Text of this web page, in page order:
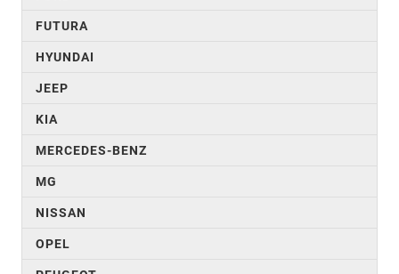
FUTURA
HYUNDAI
JEEP
KIA
MERCEDES-BENZ
MG
NISSAN
OPEL